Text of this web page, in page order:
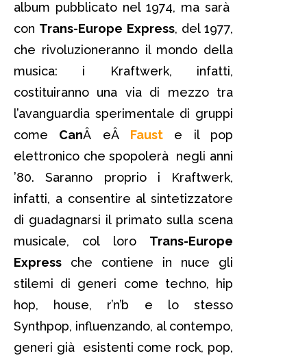
album pubblicato nel 1974, ma sarà
con Trans-Europe Express, del 1977,
che rivoluzioneranno il mondo della
musica: i Kraftwerk, infatti,
costituiranno una via di mezzo tra
l’avanguardia sperimentale di gruppi
come CanÂ eÂ Faust e il pop
elettronico che spopolerà negli anni
’80. Saranno proprio i Kraftwerk,
infatti, a consentire al sintetizzatore
di guadagnarsi il primato sulla scena
musicale, col loro Trans-Europe
Express che contiene in nuce gli
stilemi di generi come techno, hip
hop, house, r’n’b e lo stesso
Synthpop, influenzando, al contempo,
generi già esistenti come rock, pop,